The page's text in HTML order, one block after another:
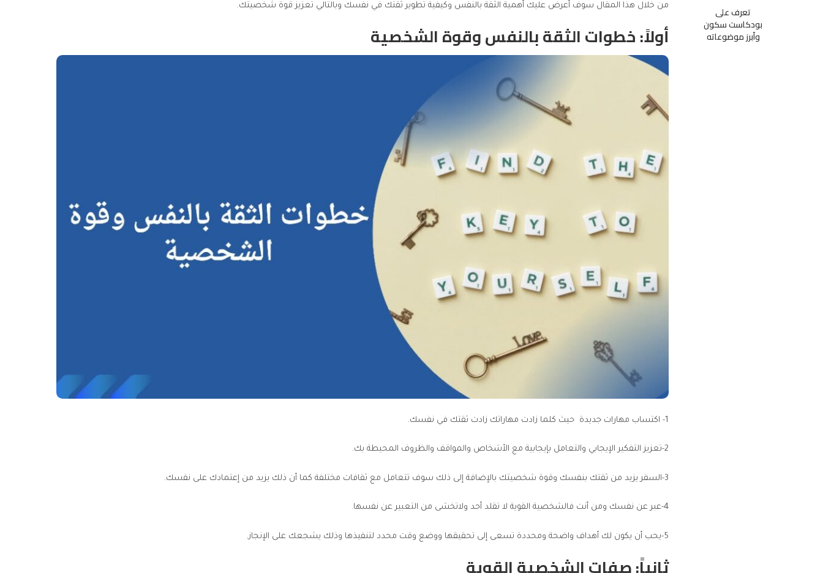
تعرف على
بودكاست سكون
وأبرز موضوعاته
من خلال هذا المقال سوف أعرض عليك أهمية الثقة بالنفس وكيفية تطوير ثقتك في نفسك وبالتالي تعزيز قوة شخصيتك.
أولاً: خطوات الثقة بالنفس وقوة الشخصية
1- اكتساب مهارات جديدة حيث كلما زادت مهاراتك زادت ثقتك في نفسك.
2-تعزيز التفكير الإيجابي والتعامل بإيجابية مع الأشخاص والمواقف والظروف المحيطة بك.
3-السفر يزيد من ثقتك بنفسك وقوة شخصيتك بالإضافة إلى ذلك سوف تتعامل مع ثقافات مختلفة كما أن ذلك يزيد من إعتمادك على نفسك.
4-عبر عن نفسك ومن أنت فالشخصية القوية لا تقلد أحد ولاتخشى من التعبير عن نفسها.
5-يحب أن يكون لك أهداف واضحة ومحددة تسعى إلى تحقيقها ووضع وقت محدد لتنفيذها وذلك يشجعك على الإنجاز.